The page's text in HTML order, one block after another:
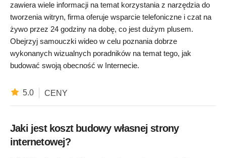
zawiera wiele informacji na temat korzystania z narzędzia do
tworzenia witryn, firma oferuje wsparcie telefoniczne i czat na
żywo przez 24 godziny na dobę, co jest dużym plusem.
Obejrzyj samouczki wideo w celu poznania dobrze
wykonanych wizualnych poradników na temat tego, jak
budować swoją obecność w Internecie.
5.0 CENY
Jaki jest koszt budowy własnej strony
internetowej?